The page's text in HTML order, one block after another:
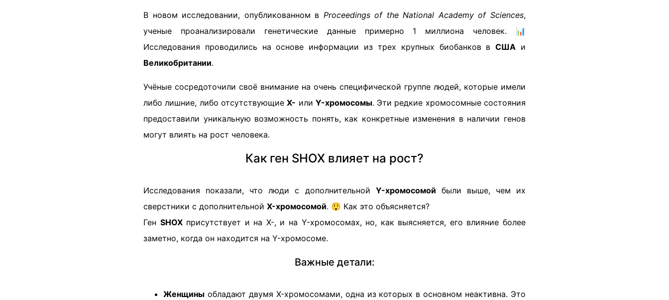
В новом исследовании, опубликованном в Proceedings of the National Academy of Sciences,
ученые проанализировали генетические данные примерно 1 миллиона человек. 📊
Исследования проводились на основе информации из трех крупных биобанков вСША и
Великобритании.
Учёные сосредоточили своё внимание на очень специфической группе людей, которые имели
либо лишние, либо отсутствующиеX- или Y-хромосомы. Эти редкие хромосомные состояния
предоставили уникальную возможность понять, как конкретные изменения в наличии генов
могут влиять на рост человека.
Как ген SHOX влияет на рост?
Исследования показали, что люди с дополнительной Y-хромосомой были выше, чем их
сверстники с дополнительной X-хромосомой. 😲 Как это объясняется?
Ген SHOXприсутствует и на X-, и на Y-хромосомах, но, как выясняется, его влияние более
заметно, когда он находится на Y-хромосоме.
Важные детали:
Женщины обладают двумя X-хромосомами, одна из которых в основном неактивна. Это